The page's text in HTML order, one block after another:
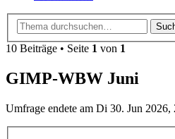
10 Beiträge • Seite 1 von 1
GIMP-WBW Juni
Umfrage endete am Di 30. Jun 2026,